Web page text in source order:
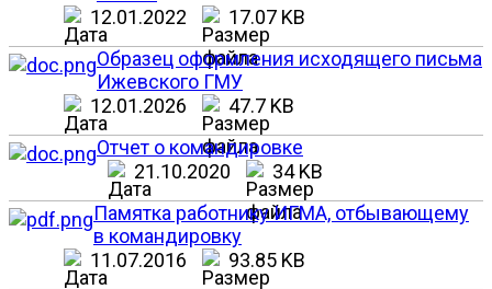
12.01.2022
17.07 KB
Образец оформления исходящего письма
Ижевского ГМУ
12.01.2026
47.7 KB
Отчет о командировке
21.10.2020
34 KB
Памятка работнику ИГМА, отбывающему
в командировку
11.07.2016
93.85 KB